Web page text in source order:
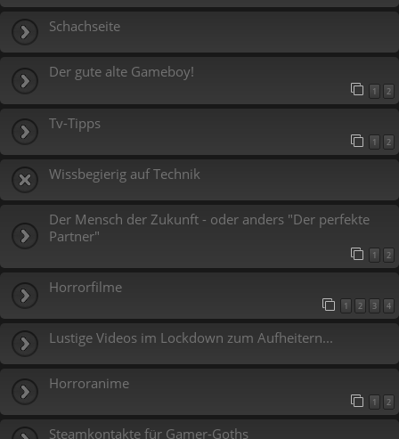
Schachseite
Der gute alte Gameboy!
1 2
Tv-Tipps
1 2
Wissbegierig auf Technik
Der Mensch der Zukunft - oder anders "Der perfekte
Partner"
1 2
Horrorfilme
1 2 3 4
Lustige Videos im Lockdown zum Aufheitern...
Horroranime
1 2
Steamkontakte für Gamer-Goths